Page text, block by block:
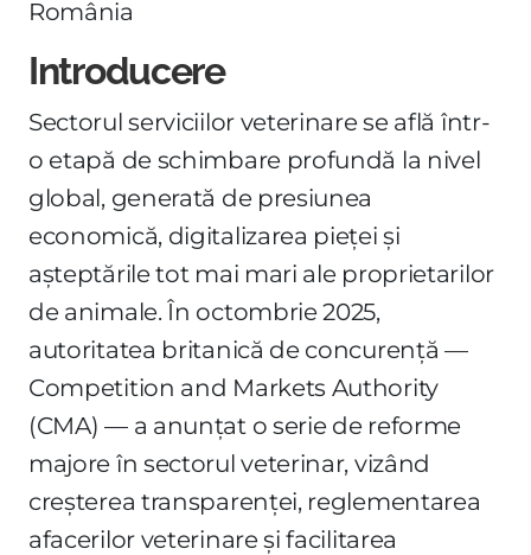
România
Introducere
Sectorul serviciilor veterinare se află într-
o etapă de schimbare profundă la nivel
global, generată de presiunea
economică, digitalizarea pieței și
așteptările tot mai mari ale proprietarilor
de animale. În octombrie 2025,
autoritatea britanică de concurență —
Competition and Markets Authority
(CMA) — a anunțat o serie de reforme
majore în sectorul veterinar, vizând
creșterea transparenței, reglementarea
afacerilor veterinare și facilitarea